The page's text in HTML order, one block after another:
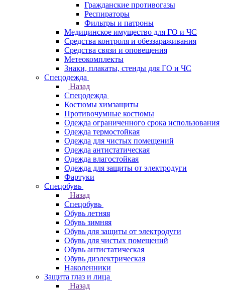
Гражданские противогазы
Респираторы
Фильтры и патроны
Медицинское имущество для ГО и ЧС
Средства контроля и обеззараживания
Средства связи и оповещения
Метеокомплекты
Знаки, плакаты, стенды для ГО и ЧС
Спецодежда
Назад
Спецодежда
Костюмы химзащиты
Противочумные костюмы
Одежда ограниченного срока использования
Одежда термостойкая
Одежда для чистых помещений
Одежда антистатическая
Одежда влагостойкая
Одежда для защиты от электродуги
Фартуки
Спецобувь
Назад
Спецобувь
Обувь летняя
Обувь зимняя
Обувь для защиты от электродуги
Обувь для чистых помещений
Обувь антистатическая
Обувь диэлектрическая
Наколенники
Защита глаз и лица
Назад